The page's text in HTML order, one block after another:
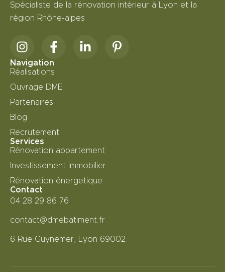
Spécialiste de la rénovation intérieur à Lyon et la
région Rhône-alpes
Navigation
Réalisations
Ouvrage DME
Partenaires
Blog
Recrutement
Services
Rénovation appartement
Investissement immobilier
Rénovation énergetique
Contact
04 28 29 86 76
contact@dmebatiment.fr
6 Rue Guynemer, Lyon 69002